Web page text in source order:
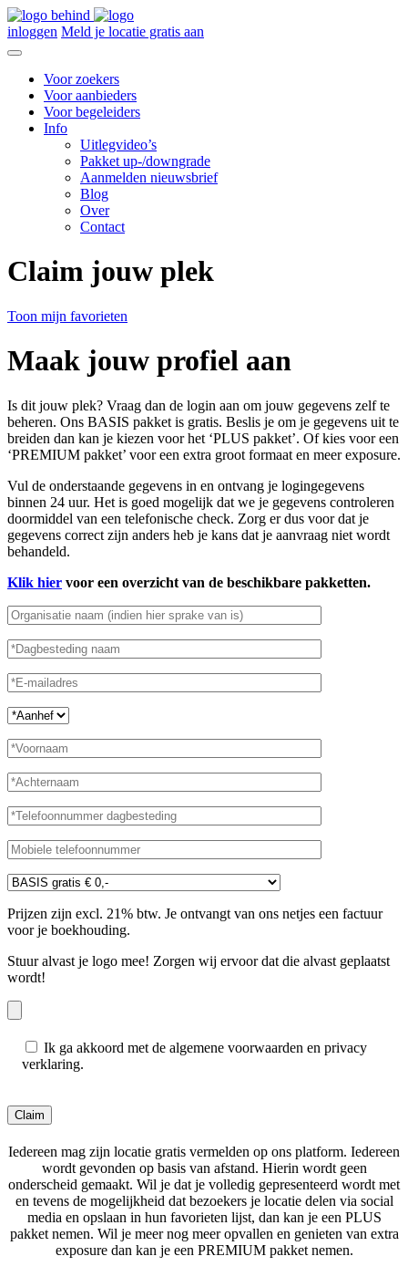
inloggen Meld je locatie gratis aan
Voor zoekers
Voor aanbieders
Voor begeleiders
Info
Uitlegvideo’s
Pakket up-/downgrade
Aanmelden nieuwsbrief
Blog
Over
Contact
Claim jouw plek
Toon mijn favorieten
Maak jouw profiel aan
Is dit jouw plek? Vraag dan de login aan om jouw gegevens zelf te
beheren. Ons BASIS pakket is gratis. Beslis je om je gegevens uit te
breiden dan kan je kiezen voor het ‘PLUS pakket’. Of kies voor een
‘PREMIUM pakket’ voor een extra groot formaat en meer exposure.
Vul de onderstaande gegevens in en ontvang je logingegevens
binnen 24 uur. Het is goed mogelijk dat we je gegevens controleren
doormiddel van een telefonische check. Zorg er dus voor dat je
gegevens correct zijn anders heb je kans dat je aanvraag niet wordt
behandeld.
Klik hier voor een overzicht van de beschikbare pakketten.
Prijzen zijn excl. 21% btw. Je ontvangt van ons netjes een factuur
voor je boekhouding.
Stuur alvast je logo mee! Zorgen wij ervoor dat die alvast geplaatst
wordt!
Ik ga akkoord met de algemene voorwaarden en privacy
verklaring.
Iedereen mag zijn locatie gratis vermelden op ons platform. Iedereen
wordt gevonden op basis van afstand. Hierin wordt geen
onderscheid gemaakt. Wil je dat je volledig gepresenteerd wordt met
en tevens de mogelijkheid dat bezoekers je locatie delen via social
media en opslaan in hun favorieten lijst, dan kan je een PLUS
pakket nemen. Wil je meer nog meer opvallen en genieten van extra
exposure dan kan je een PREMIUM pakket nemen.